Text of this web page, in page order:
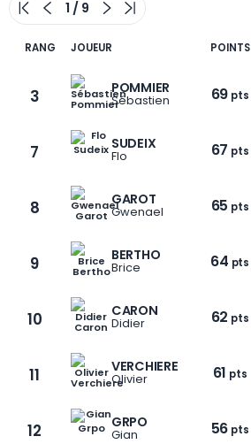
RANG JOUEUR POINTS
3 POMMIER
Sébastien 69 pts
7 SUDEIX
Flo 67 pts
8 GAROT
Gwenael 65 pts
9 BERTHO
Brice 64 pts
10 CARON
Didier 62 pts
11 VERCHIERE
Olivier 61 pts
12 GRPO
Gian 56 pts